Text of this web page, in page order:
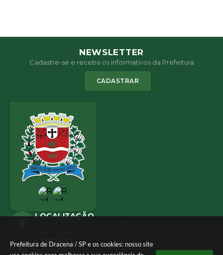
Prefeitura de Dracena / SP e os cookies: nosso site
NEWSLETTER
Cadastre-se e receba os informativos da Prefeitura
CADASTRAR
LOCALIZAÇÃO
CONTATO